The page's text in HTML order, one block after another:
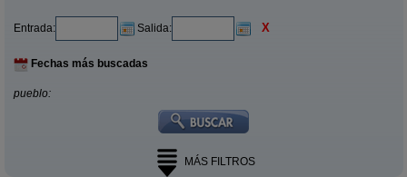
Entrada: Salida: X
Fechas más buscadas
pueblo:
MÁS FILTROS